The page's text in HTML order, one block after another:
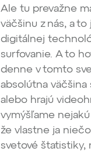
Ale tu prevažne
väčšinu z nás, a
digitálnej
surfovanie. A to
denne v tomto
absolútna
alebo hrajú
vymýšľame
že vlastne ja
svetové štatistiky,